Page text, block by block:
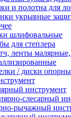
и полотна для
укрывные
шлифовальные
для степлера
ленты
/ диски
инструмент
слесарный
рычажный